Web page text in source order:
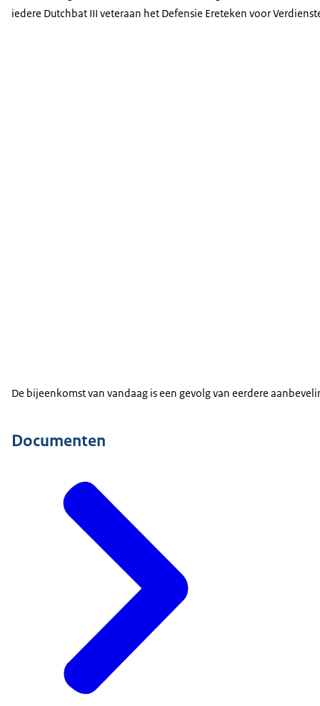
iedere Dutchbat III veteraan het Defensie Ereteken voor
De bijeenkomst van vandaag is een gevolg van eerdere
Documenten